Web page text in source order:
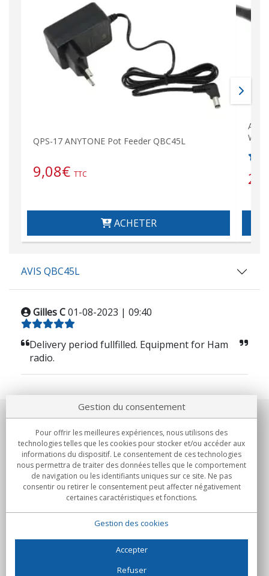
QPS-17 ANYTONE Pot Feeder QBC45L
9,08€ TTC
ACHETER
AVIS QBC45L
Gilles C01-08-2023 | 09:40
Delivery period fullfilled. Equipment for Ham
radio.
Notre société
Engagements
Achats
Gestion du consentement
Pour offrir les meilleures expériences, nous utilisons des
technologies telles que les cookies pour stocker et/ou accéder aux
informations du dispositif. Le consentement de ces technologies
nous permettra de traiter des données telles que le comportement
de navigation ou les identifiants uniques sur ce site. Ne pas
consentir ou retirer le consentement peut affecter négativement
certaines caractéristiques et fonctions.
Gestion des cookies
Accepter
Refuser